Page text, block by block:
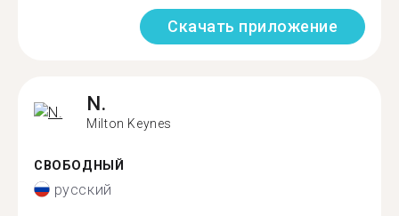
Скачать приложение
N.
Milton Keynes
СВОБОДНЫЙ
русский